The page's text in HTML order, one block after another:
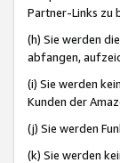
Partner-Links zu
(h) Sie werden
abfangen,
(i) Sie werden
Kunden der
(j) Sie werden
(k) Sie werden